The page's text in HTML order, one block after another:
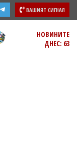
ВАШИЯТ СИГНАЛ
НОВИНИТЕ
ДНЕС: 63